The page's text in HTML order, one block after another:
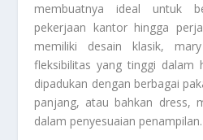
membuatnya ideal untuk
pekerjaan kantor hingga
memiliki desain klasik,
fleksibilitas yang tinggi dalam
dipadukan dengan berbagai
panjang, atau bahkan dress,
dalam penyesuaian penampilan.